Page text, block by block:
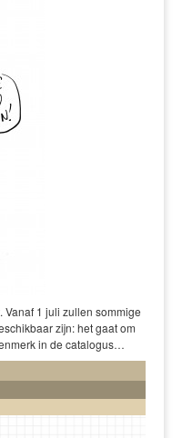
Vanaf 1 juli zullen sommige
zijn: het gaat om
in de catalogus…